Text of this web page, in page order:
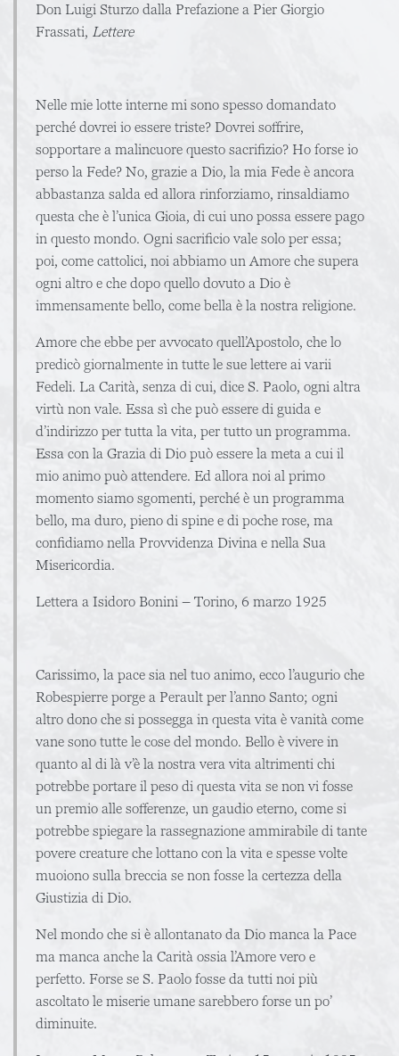
Don Luigi Sturzo dalla Prefazione a Pier Giorgio
Frassati, Lettere
Nelle mie lotte interne mi sono spesso domandato
perché dovrei io essere triste? Dovrei soffrire,
sopportare a malincuore questo sacrifizio? Ho forse io
perso la Fede? No, grazie a Dio, la mia Fede è ancora
abbastanza salda ed allora rinforziamo, rinsaldiamo
questa che è l’unica Gioia, di cui uno possa essere pago
in questo mondo. Ogni sacrificio vale solo per essa;
poi, come cattolici, noi abbiamo un Amore che supera
ogni altro e che dopo quello dovuto a Dio è
immensamente bello, come bella è la nostra religione.
Amore che ebbe per avvocato quell’Apostolo, che lo
predicò giornalmente in tutte le sue lettere ai varii
Fedeli. La Carità, senza di cui, dice S. Paolo, ogni altra
virtù non vale. Essa sì che può essere di guida e
d’indirizzo per tutta la vita, per tutto un programma.
Essa con la Grazia di Dio può essere la meta a cui il
mio animo può attendere. Ed allora noi al primo
momento siamo sgomenti, perché è un programma
bello, ma duro, pieno di spine e di poche rose, ma
confidiamo nella Provvidenza Divina e nella Sua
Misericordia.
Lettera a Isidoro Bonini – Torino, 6 marzo 1925
Carissimo, la pace sia nel tuo animo, ecco l’augurio che
Robespierre porge a Perault per l’anno Santo; ogni
altro dono che si possegga in questa vita è vanità come
vane sono tutte le cose del mondo. Bello è vivere in
quanto al di là v’è la nostra vera vita altrimenti chi
potrebbe portare il peso di questa vita se non vi fosse
un premio alle sofferenze, un gaudio eterno, come si
potrebbe spiegare la rassegnazione ammirabile di tante
povere creature che lottano con la vita e spesse volte
muoiono sulla breccia se non fosse la certezza della
Giustizia di Dio.
Nel mondo che si è allontanato da Dio manca la Pace
ma manca anche la Carità ossia l’Amore vero e
perfetto. Forse se S. Paolo fosse da tutti noi più
ascoltato le miserie umane sarebbero forse un po’
diminuite.